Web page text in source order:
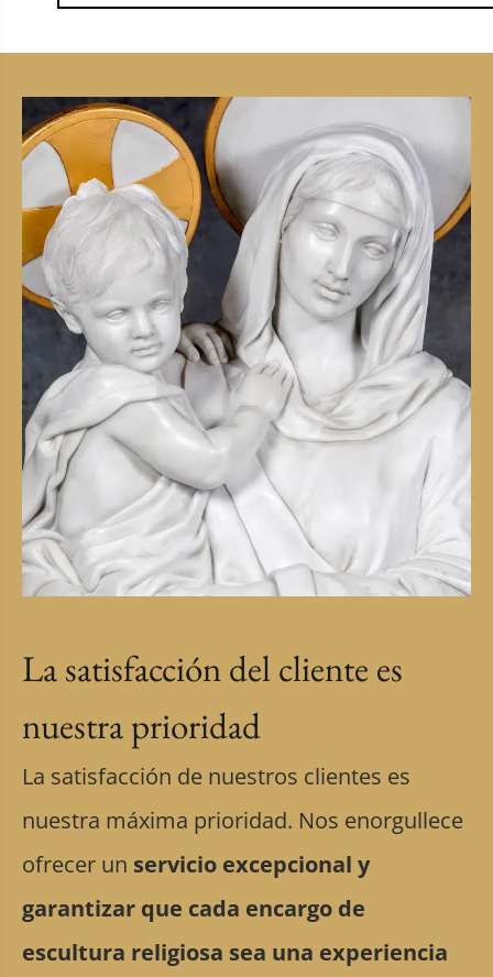
La satisfacción del cliente es
nuestra prioridad
La satisfacción de nuestros clientes es
nuestra máxima prioridad. Nos enorgullece
ofrecer un servicio excepcional y
garantizar que cada encargo de
escultura religiosa sea una experiencia